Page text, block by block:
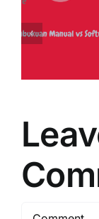
Comment